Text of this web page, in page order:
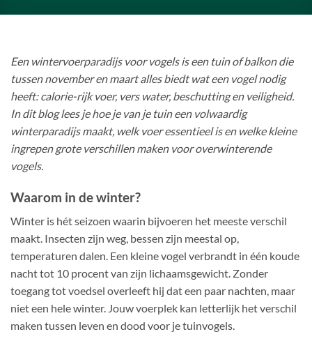
Een wintervoerparadijs voor vogels is een tuin of balkon die
tussen november en maart alles biedt wat een vogel nodig
heeft: calorie-rijk voer, vers water, beschutting en veiligheid.
In dit blog lees je hoe je van je tuin een volwaardig
winterparadijs maakt, welk voer essentieel is en welke kleine
ingrepen grote verschillen maken voor overwinterende
vogels.
Waarom in de winter?
Winter is hét seizoen waarin bijvoeren het meeste verschil
maakt. Insecten zijn weg, bessen zijn meestal op,
temperaturen dalen. Een kleine vogel verbrandt in één koude
nacht tot 10 procent van zijn lichaamsgewicht. Zonder
toegang tot voedsel overleeft hij dat een paar nachten, maar
niet een hele winter. Jouw voerplek kan letterlijk het verschil
maken tussen leven en dood voor je tuinvogels.